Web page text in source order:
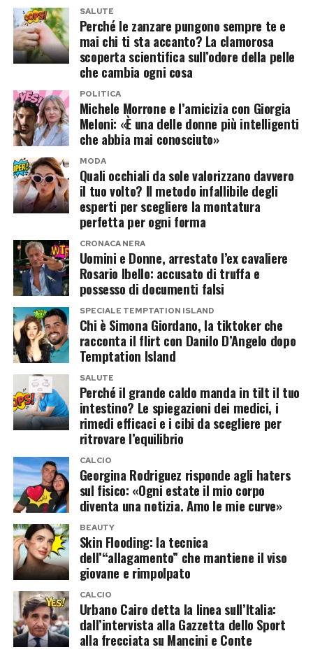
raccolti dai Carabinieri durante il controllo
effettuato al porto di Ischia e sulle
contestazioni formulate nei confronti dell’ex
Come previsto dall’ordinamento italiano,
Rosario Ibello è da considerarsipresunto
innocente fino a un’eventuale sentenza
definitiva di condanna.
Nelle prossime ore potrebbero emergere
ulteriori dettagli sull’inchiesta e sulla posizione
difensiva dell’ex protagonista diUomini e
Donne.
Post Views: 172
dei lavori. Il tempo di entrare in acqua,
affrontare qualche onda e respirare lontano da
Palazzo Chigi. Le ferie vere dovrebbero arrivare
più avanti e Giorgia Meloni dovrebbe
trascorrerle insieme alla figlia Ginevra. Intanto,
però, la premier si è regalata un assaggio
d’estate a pochi chilometri da Roma.
Giorgia Meloni al mare prima
dell’autunno politico
Le fotografie mostrano la presidente del
Consiglio sorridente mentre entra in acqua e si
tuffa tra le onde. Nessuna località precisa è
stata resa nota, ma il servizio colloca la breve
pausa sul litorale romano e racconta una
permanenza durata soltanto poche ore.
Il bagno arriva in un momento politicamente
delicato. Fratelli d’Italia resta il primo partito,
ma gli ultimi sondaggi non restituiscono tutti la
stessa fotografia: alcune rilevazioni lo collocano
intorno al 27%, altre segnalano una discesa più
marcata. A preoccupare il centrodestra è
soprattutto la crescita di Futuro Nazionale di
Roberto Vannacci, che sottrae consensi anche al
partito della premier e complica gli equilibri in
vista delle elezioni del 2027.
In mare, almeno, il problema delle coalizioni si
riduce a uno solo: restare a galla. Sulla spiaggia,
invece, attendono una maggioranza da tenere
insieme, la manovra economica e una lunga
SALUTE
Perché le zanzare pungono sempre te e
mai chi ti sta accanto? La clamorosa
scoperta scientifica sull’odore della pelle
che cambia ogni cosa
POLITICA
Michele Morrone e l’amicizia con Giorgia
Meloni: «È una delle donne più intelligenti
che abbia mai conosciuto»
MODA
Quali occhiali da sole valorizzano davvero
il tuo volto? Il metodo infallibile degli
esperti per scegliere la montatura
perfetta per ogni forma
CRONACA NERA
Uomini e Donne, arrestato l’ex cavaliere
Rosario Ibello: accusato di truffa e
possesso di documenti falsi
SPECIALE TEMPTATION ISLAND
Chi è Simona Giordano, la tiktoker che
racconta il flirt con Danilo D’Angelo dopo
Temptation Island
SALUTE
Perché il grande caldo manda in tilt il tuo
intestino? Le spiegazioni dei medici, i
rimedi efficaci e i cibi da scegliere per
ritrovare l’equilibrio
CALCIO
Georgina Rodriguez risponde agli haters
sul fisico: «Ogni estate il mio corpo
diventa una notizia. Amo le mie curve»
BEAUTY
Skin Flooding: la tecnica
dell’“allagamento” che mantiene il viso
giovane e rimpolpato
CALCIO
Urbano Cairo detta la linea sull’Italia:
dall’intervista alla Gazzetta dello Sport
alla frecciata su Mancini e Conte